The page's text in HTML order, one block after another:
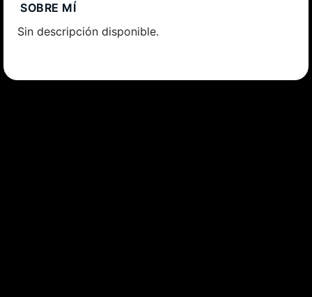
SOBRE MÍ
Sin descripción disponible.